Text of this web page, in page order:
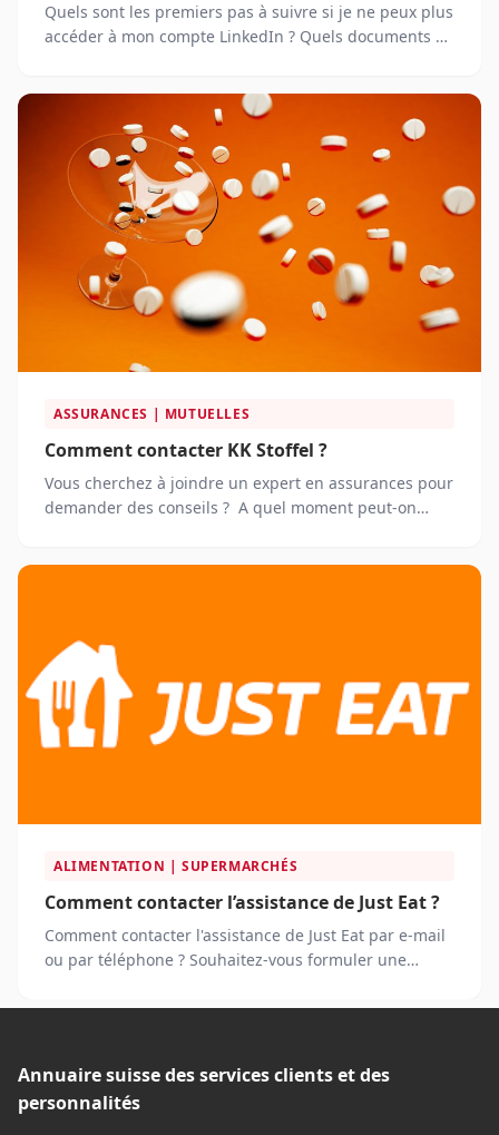
Quels sont les premiers pas à suivre si je ne peux plus
accéder à mon compte LinkedIn ? Quels documents ou
ASSURANCES | MUTUELLES
Comment contacter KK Stoffel ?
Vous cherchez à joindre un expert en assurances pour
demander des conseils ? A quel moment peut-on
ALIMENTATION | SUPERMARCHÉS
Comment contacter l’assistance de Just Eat ?
Comment contacter l'assistance de Just Eat par e-mail
ou par téléphone ? Souhaitez-vous formuler une
Annuaire suisse des services clients et des
personnalités